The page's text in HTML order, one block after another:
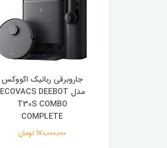
جاروبرقی رباتیک اکووکس
مدل ECOVACS DEEBOT
T30S COMBO
COMPLETE
170,000,000 تومان